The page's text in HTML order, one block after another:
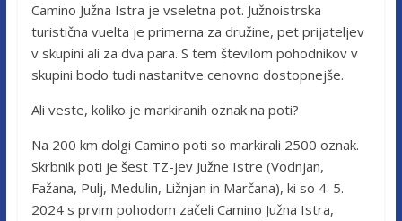
Camino Južna Istra je vseletna pot. Južnoistrska
turistična vuelta je primerna za družine, pet prijateljev
v skupini ali za dva para. S tem številom pohodnikov v
skupini bodo tudi nastanitve cenovno dostopnejše.
Ali veste, koliko je markiranih oznak na poti?
Na 200 km dolgi Camino poti so markirali 2500 oznak.
Skrbnik poti je šest TZ-jev Južne Istre (Vodnjan,
Fažana, Pulj, Medulin, Ližnjan in Marčana), ki so 4. 5.
2024 s prvim pohodom začeli Camino Južna Istra,